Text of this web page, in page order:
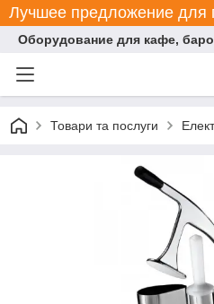
Лучшее предложение для
Оборудование для кафе,
Товари та послуги